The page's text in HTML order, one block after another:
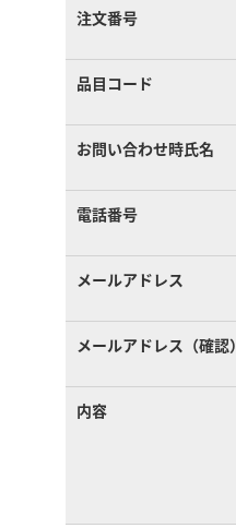
注文番号
品目コード
お問い合わせ時氏名
電話番号
メールアドレス
メールアドレス（確認）
内容